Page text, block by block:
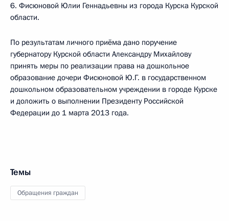
6. Фисюновой Юлии Геннадьевны из города Курска Курской
области.
По результатам личного приёма дано поручение
губернатору Курской области Александру Михайлову
принять меры по реализации права на дошкольное
образование дочери Фисюновой Ю.Г. в государственном
дошкольном образовательном учреждении в городе Курске
и доложить о выполнении Президенту Российской
Федерации до 1 марта 2013 года.
Темы
Обращения граждан